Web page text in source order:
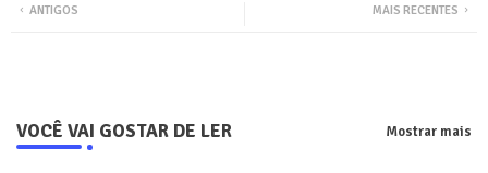
MAIS RECENTES
ANTIGOS
VOCÊ VAI GOSTAR DE LER Mostrar mais